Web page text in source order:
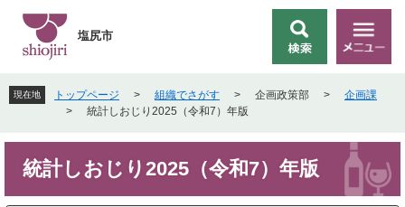
先
頭
す
を
飛
し
文
索
メ
ニ
ー
塩尻市
現在地 トップページ > 組織でさがす > 企画政策部 >
企画課
>
統計しおじり2025（令和7）年版
統計しおじり2025（令和7）年版